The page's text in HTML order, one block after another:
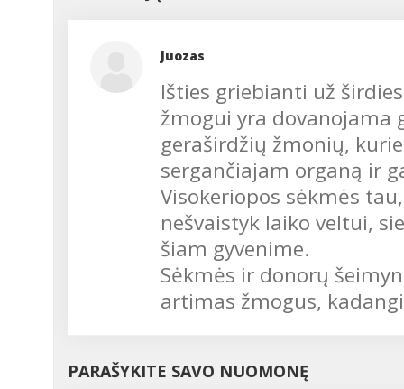
Juozas
Išties griebianti už
žmogui yra dovanojama
geraširdžių žmonių,
sergančiajam organą ir
Visokeriopos sėkmės
nešvaistyk laiko veltui,
šiam gyvenime.
Sėkmės ir donorų
artimas žmogus,
PARAŠYKITE SAVO NUOMONĘ